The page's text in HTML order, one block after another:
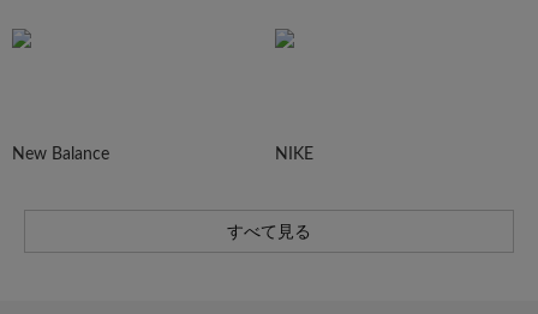
New Balance NIKE
すべて見る